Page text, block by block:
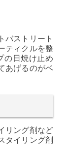
バストリート
ティクルを整
の日焼け止め
あげるのがベ
リング剤など
タイリング剤